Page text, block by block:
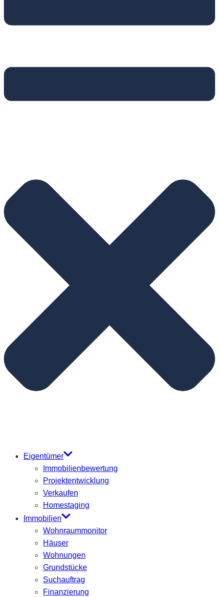
Eigentümer
Immobilienbewertung
Projektentwicklung
Verkaufen
Homestaging
Immobilien
Wohnraummonitor
Häuser
Wohnungen
Grundstücke
Suchauftrag
Finanzierung